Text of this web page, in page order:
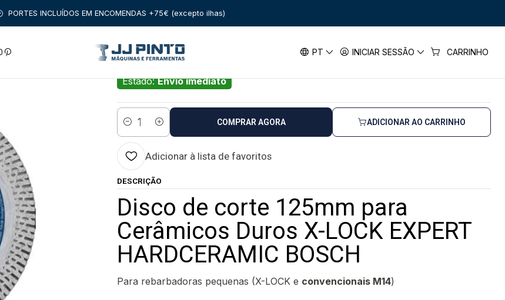
PT INICIAR SESSÃO CARRINHO
PORTES INCLUÍDOS EM ENCOMENDAS +75€ (excepto ilhas)
DIAMANTE Disco de corte 125mm para Cerâmicos Duros X-LOCK EXPERT HARDCERAMIC BOSCH
Disco de corte 125mm para Cerâmicos Duros X-LOCK
EXPERT HARDCERAMIC BOSCH
Estado:Envio imediato
Quantidade
ADICIONAR AO CARRINHO
COMPRAR AGORA
Adicionar à lista de favoritos
DESCRIÇÃO
Disco de corte 125mm para
Cerâmicos Duros X-LOCK EXPERT
HARDCERAMIC BOSCH
Para rebarbadoras pequenas (X-LOCK e convencionais M14)